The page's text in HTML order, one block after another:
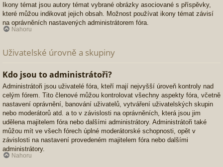
Ikony témat jsou autory témat vybrané obrázky asociované s příspěvky,
které můžou indikovat jejich obsah. Možnost používat ikony témat závisí
na oprávněních nastavených administrátorem fóra.
Nahoru
Uživatelské úrovně a skupiny
Kdo jsou to administrátoři?
Administrátoři jsou uživatelé fóra, kteří mají nejvyšší úroveň kontroly nad
celým fórem. Tito členové můžou kontrolovat všechny aspekty fóra, včetně
nastavení oprávnění, banování uživatelů, vytváření uživatelských skupin
nebo moderátorů atd. a to v závislosti na oprávněních, která jsou jim
udělena majitelem fóra nebo dalšími administrátory. Administrátoři také
můžou mít ve všech fórech úplné moderátorské schopnosti, opět v
závislosti na nastavení provedeném majitelem fóra nebo dalšími
administrátory.
Nahoru